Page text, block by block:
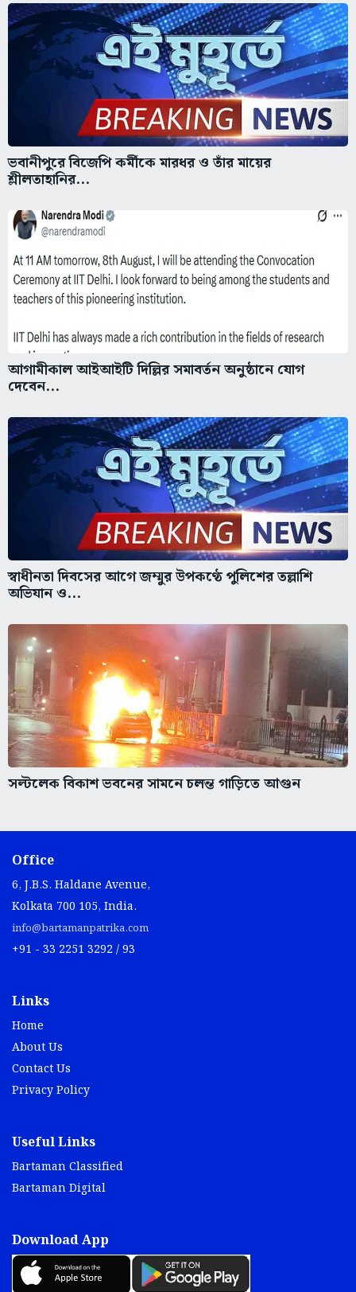
ভবানীপুরে বিজেপি কর্মীকে মারধর ও তাঁর মায়ের
শ্লীলতাহানির...
আগামীকাল আইআইটি দিল্লির সমাবর্তন অনুষ্ঠানে যোগ
দেবেন...
স্বাধীনতা দিবসের আগে জম্মুর উপকণ্ঠে পুলিশের তল্লাশি
অভিযান ও...
সল্টলেক বিকাশ ভবনের সামনে চলন্ত গাড়িতে আগুন
Office
6, J.B.S. Haldane Avenue,
Kolkata 700 105, India.
info@bartamanpatrika.com
+91 - 33 2251 3292 / 93
Links
Home
About Us
Contact Us
Privacy Policy
Useful Links
Bartaman Classified
Bartaman Digital
Download App